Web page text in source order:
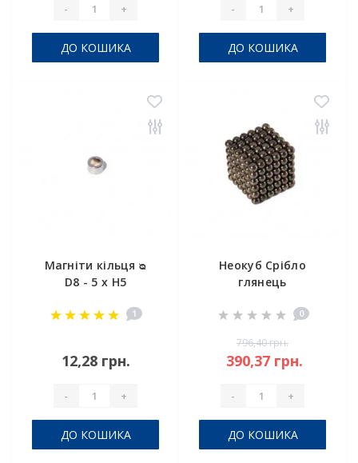
- +
ДО КОШИКА
- +
ДО КОШИКА
Магніти кільця ᴓ
D8 - 5 x H5
1
12,28 грн.
- +
ДО КОШИКА
Неокуб Срібло
глянець
0
796,40 грн.
390,37 грн.
- +
ДО КОШИКА